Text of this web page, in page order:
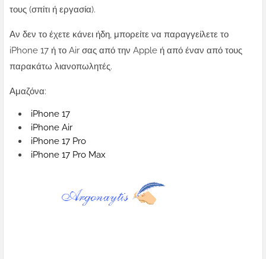
τους (σπίτι ή εργασία).
Αν δεν το έχετε κάνει ήδη, μπορείτε να παραγγείλετε το
iPhone 17 ή το Air σας από την Apple ή από έναν από τους
παρακάτω λιανοπωλητές.
Αμαζόνα:
iPhone 17
iPhone Air
iPhone 17 Pro
iPhone 17 Pro Max